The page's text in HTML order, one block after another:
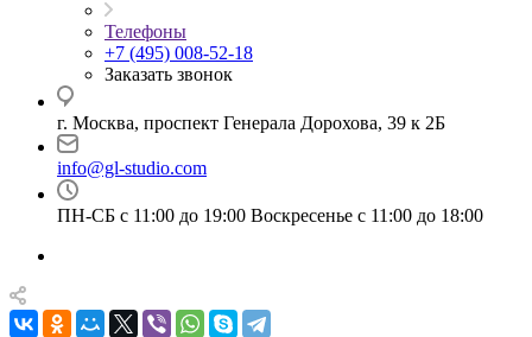
Телефоны
+7 (495) 008-52-18
Заказать звонок
г. Москва, проспект Генерала Дорохова, 39 к 2Б
info@gl-studio.com
ПН-СБ с 11:00 до 19:00 Воскресенье с 11:00 до 18:00